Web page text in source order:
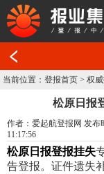
当前位置：登报首页 >权
松原日报
作者：爱起航登报网 发布
11:17:56
松原日报登报挂失
告登报。证件遗失